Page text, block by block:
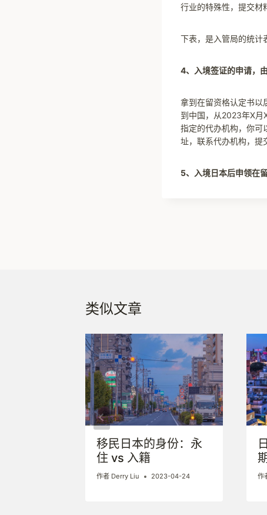
行业的特殊性，提交材
下表，是入管局的统计
4、入境签证的申请，
拿到在留资格认定书以
到中国，从2023年X月
指定的代办机构，你可
址，联系代办机构，提
5、入境日本后申领在
类似文章
移民日本的身份：永
住 vs 入籍
作者 Derry Liu 2023-04-24 作